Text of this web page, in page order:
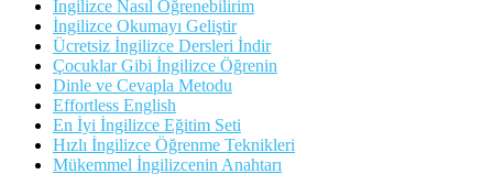
İngilizce Nasıl Öğrenebilirim
İngilizce Okumayı Geliştir
Ücretsiz İngilizce Dersleri İndir
Çocuklar Gibi İngilizce Öğrenin
Dinle ve Cevapla Metodu
Effortless English
En İyi İngilizce Eğitim Seti
Hızlı İngilizce Öğrenme Teknikleri
Mükemmel İngilizcenin Anahtarı